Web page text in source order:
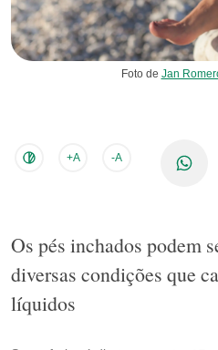
Foto de Jan
+A -A
Os pés inchados podem
diversas condições que
líquidos